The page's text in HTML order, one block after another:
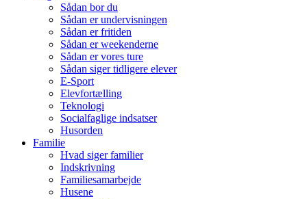
Sådan bor du
Sådan er undervisningen
Sådan er fritiden
Sådan er weekenderne
Sådan er vores ture
Sådan siger tidligere elever
E-Sport
Elevfortælling
Teknologi
Socialfaglige indsatser
Husorden
Familie
Hvad siger familier
Indskrivning
Familiesamarbejde
Husene